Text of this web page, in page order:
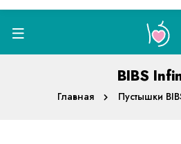
BIBS
Главная Пустышки